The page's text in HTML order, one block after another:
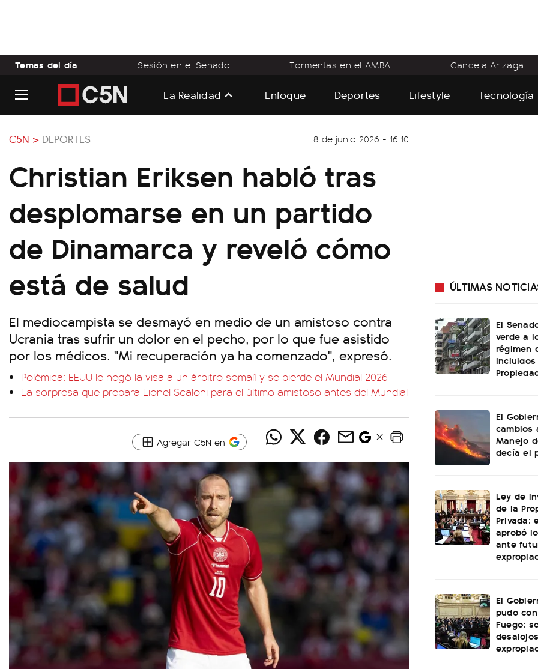
Temas del día Sesión en el Senado Tormentas en el AMBA Candela Arizaga
La Realidad Enfoque Deportes Lifestyle Tecnología
C5N > DEPORTES 8 de junio 2026 - 16:10
Christian Eriksen habló tras
desplomarse en un partido
de Dinamarca y reveló cómo
está de salud
El mediocampista se desmayó en medio de un amistoso contra
Ucrania tras sufrir un dolor en el pecho, por lo que fue asistido
por los médicos. "Mi recuperación ya ha comenzado", expresó.
Polémica: EEUU le negó la visa a un árbitro somalí y se pierde el Mundial 2026
La sorpresa que prepara Lionel Scaloni para el último amistoso antes del Mundial
Agregar C5N en
ÚLTIMAS
El
verde a
régimen
El
cambios
Manejo
decía el
Ley de
de la
Privada:
aprobó
ante
El
pudo
Fuego: